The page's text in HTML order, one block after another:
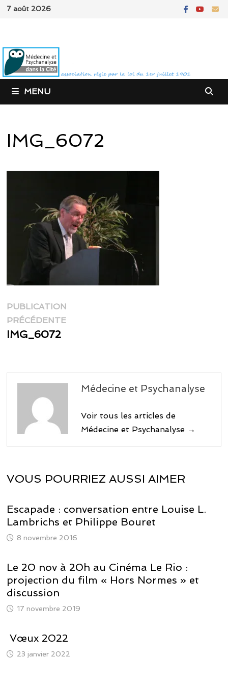
Passer
7 août 2026
MENU
IMG_6072
Navigation
de
l’article
PUBLICATION
PRÉCÉDENTEPublication
IMG_6072
Médecine et Psychanalyse
Voir tous les articles de
Médecine et Psychanalyse →
VOUS POURRIEZ AUSSI AIMER
Escapade : conversation entre Louise L.
Lambrichs et Philippe Bouret
8 novembre 2016
Le 20 nov à 20h au Cinéma Le Rio :
projection du film « Hors Normes » et
discussion
17 novembre 2019
Vœux 2022
23 janvier 2022